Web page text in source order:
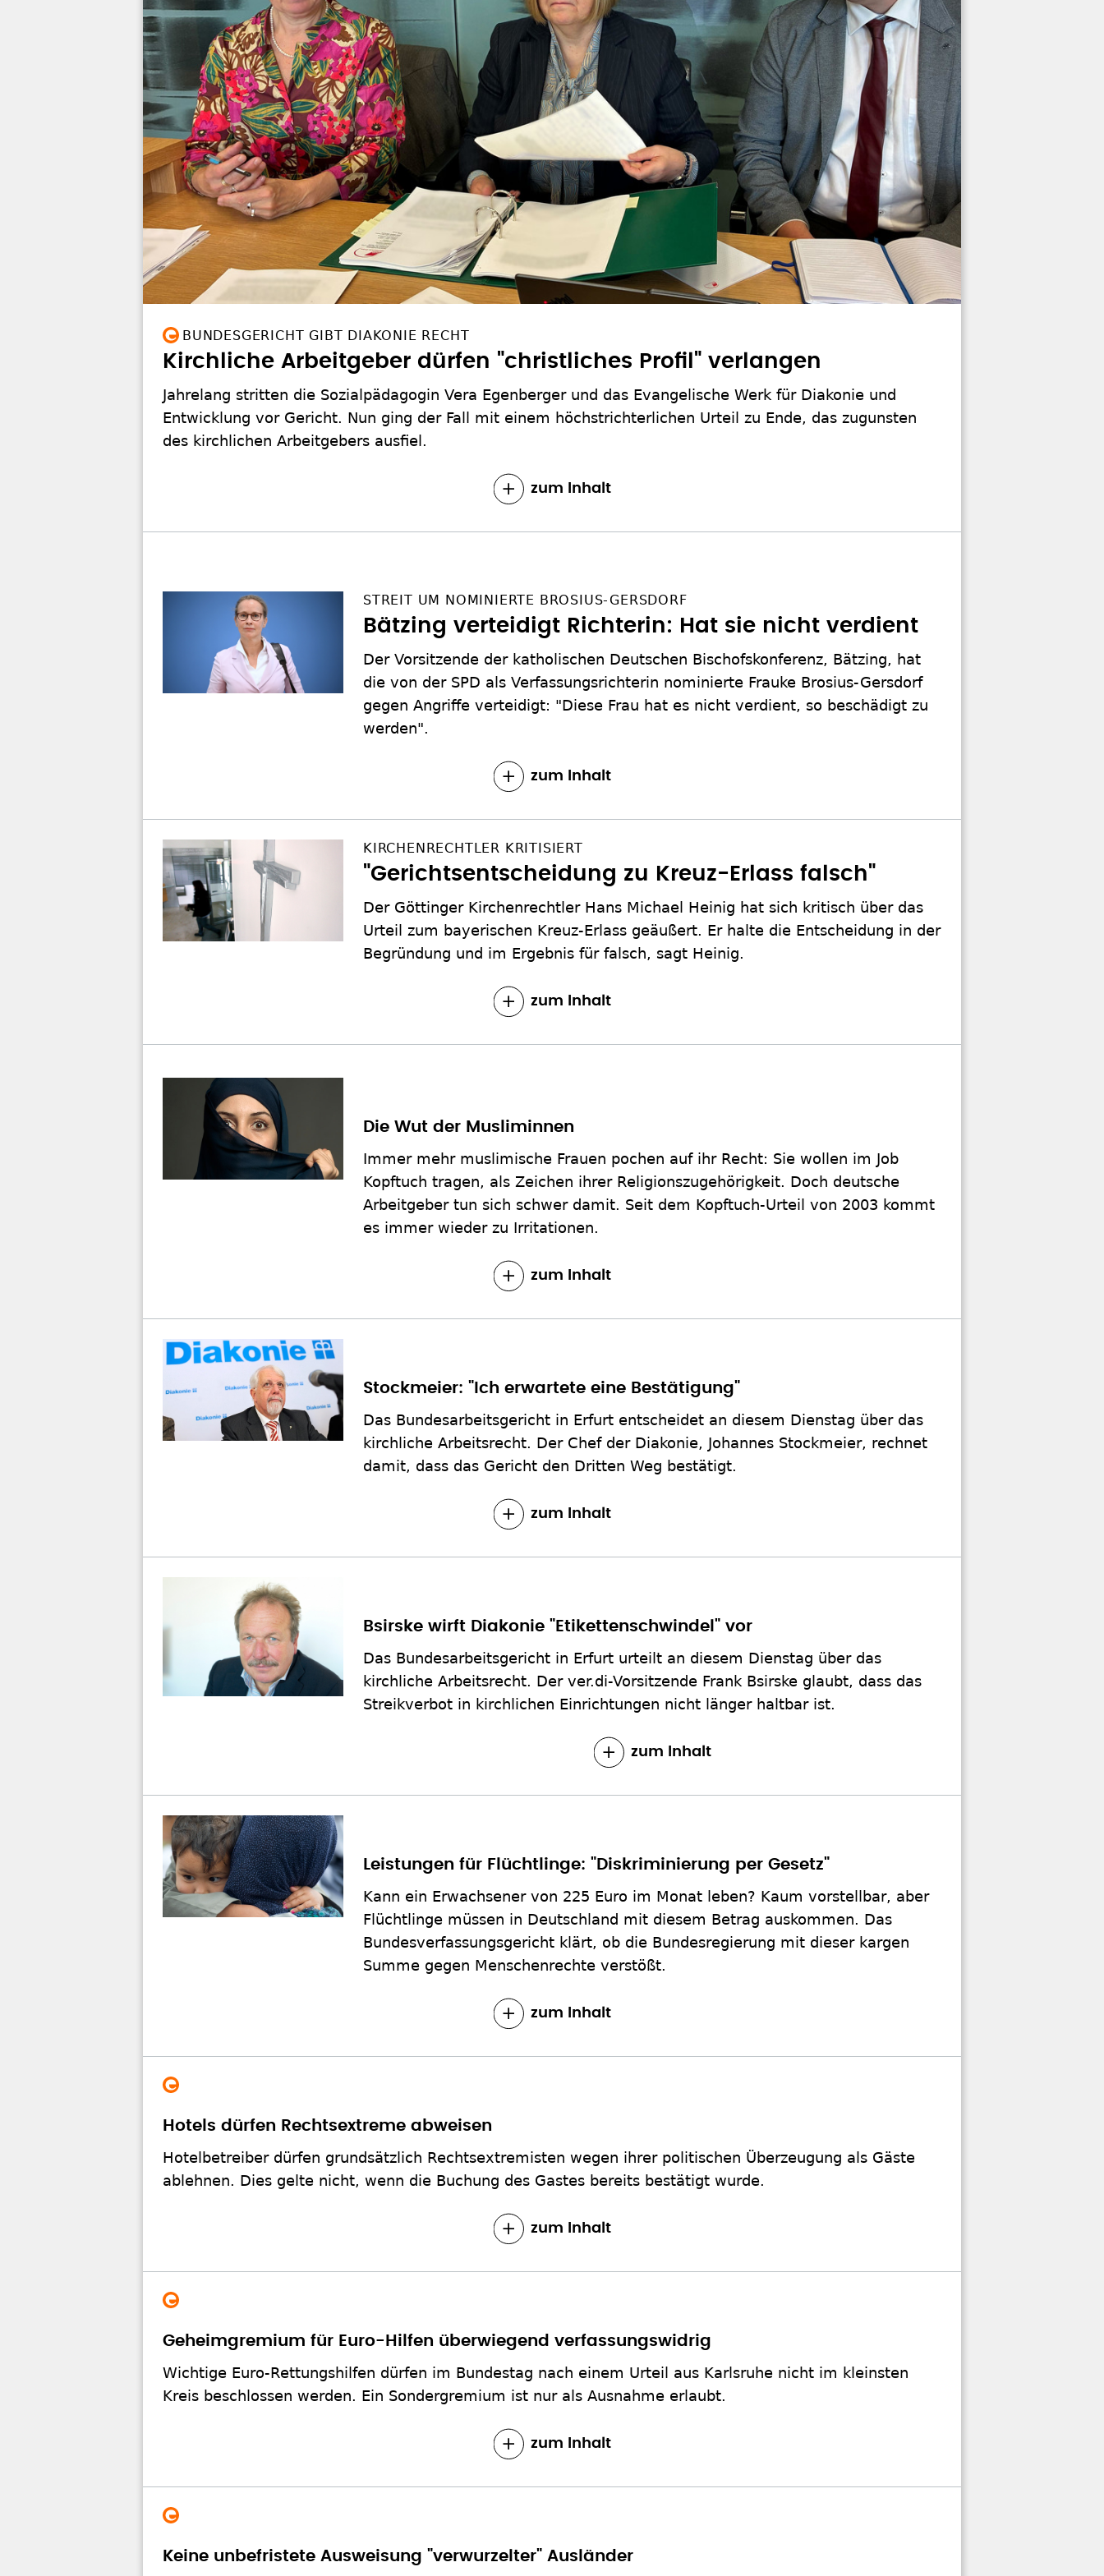
BUNDESGERICHT GIBT DIAKONIE RECHT
Kirchliche Arbeitgeber dürfen "christliches Profil" verlangen
Jahrelang stritten die Sozialpädagogin Vera Egenberger und das Evangelische Werk für Diakonie und
Entwicklung vor Gericht. Nun ging der Fall mit einem höchstrichterlichen Urteil zu Ende, das zugunsten
des kirchlichen Arbeitgebers ausfiel.
zum Inhalt
STREIT UM NOMINIERTE BROSIUS-GERSDORF
Bätzing verteidigt Richterin: Hat sie nicht verdient
Der Vorsitzende der katholischen Deutschen Bischofskonferenz, Bätzing, hat
die von der SPD als Verfassungsrichterin nominierte Frauke Brosius-Gersdorf
gegen Angriffe verteidigt: "Diese Frau hat es nicht verdient, so beschädigt zu
werden".
zum Inhalt
KIRCHENRECHTLER KRITISIERT
"Gerichtsentscheidung zu Kreuz-Erlass falsch"
Der Göttinger Kirchenrechtler Hans Michael Heinig hat sich kritisch über das
Urteil zum bayerischen Kreuz-Erlass geäußert. Er halte die Entscheidung in der
Begründung und im Ergebnis für falsch, sagt Heinig.
zum Inhalt
Die Wut der Musliminnen
Immer mehr muslimische Frauen pochen auf ihr Recht: Sie wollen im Job
Kopftuch tragen, als Zeichen ihrer Religionszugehörigkeit. Doch deutsche
Arbeitgeber tun sich schwer damit. Seit dem Kopftuch-Urteil von 2003 kommt
es immer wieder zu Irritationen.
zum Inhalt
Stockmeier: "Ich erwartete eine Bestätigung"
Das Bundesarbeitsgericht in Erfurt entscheidet an diesem Dienstag über das
kirchliche Arbeitsrecht. Der Chef der Diakonie, Johannes Stockmeier, rechnet
damit, dass das Gericht den Dritten Weg bestätigt.
zum Inhalt
Bsirske wirft Diakonie "Etikettenschwindel" vor
Das Bundesarbeitsgericht in Erfurt urteilt an diesem Dienstag über das
kirchliche Arbeitsrecht. Der ver.di-Vorsitzende Frank Bsirske glaubt, dass das
Streikverbot in kirchlichen Einrichtungen nicht länger haltbar ist.
zum Inhalt
Leistungen für Flüchtlinge: "Diskriminierung per Gesetz"
Kann ein Erwachsener von 225 Euro im Monat leben? Kaum vorstellbar, aber
Flüchtlinge müssen in Deutschland mit diesem Betrag auskommen. Das
Bundesverfassungsgericht klärt, ob die Bundesregierung mit dieser kargen
Summe gegen Menschenrechte verstößt.
zum Inhalt
Hotels dürfen Rechtsextreme abweisen
Hotelbetreiber dürfen grundsätzlich Rechtsextremisten wegen ihrer politischen Überzeugung als Gäste
ablehnen. Dies gelte nicht, wenn die Buchung des Gastes bereits bestätigt wurde.
zum Inhalt
Geheimgremium für Euro-Hilfen überwiegend verfassungswidrig
Wichtige Euro-Rettungshilfen dürfen im Bundestag nach einem Urteil aus Karlsruhe nicht im kleinsten
Kreis beschlossen werden. Ein Sondergremium ist nur als Ausnahme erlaubt.
zum Inhalt
Keine unbefristete Ausweisung "verwurzelter" Ausländer